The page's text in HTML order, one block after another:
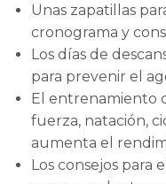
Unas zapatillas
cronograma y
Los días de
para prevenir el
El entrenamiento
fuerza, natación,
aumenta el
Los consejos para